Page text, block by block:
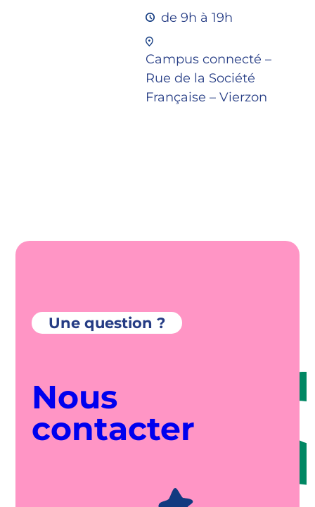
de 9h à 19h
Campus connecté –
Rue de la Société
Française – Vierzon
Une question ?
Nous
contacter